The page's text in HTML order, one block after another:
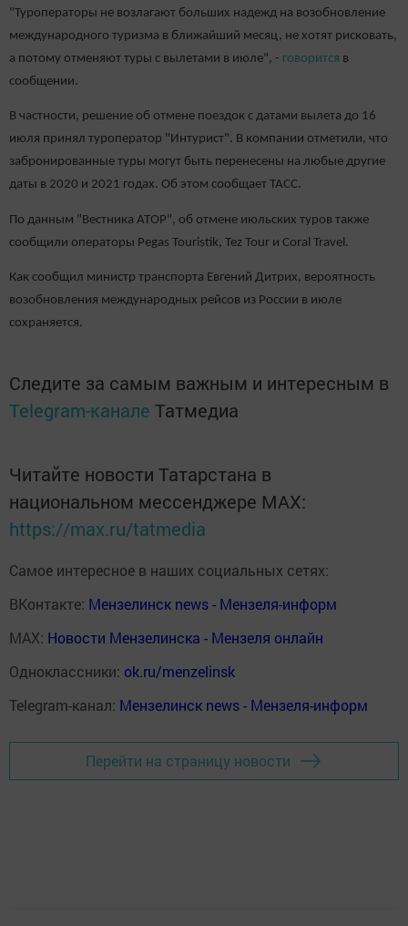
"Туроператоры не возлагают больших надежд на возобновление
международного туризма в ближайший месяц, не хотят рисковать,
а потому отменяют туры с вылетами в июле", - говорится в
сообщении.
В частности, решение об отмене поездок с датами вылета до 16
июля принял туроператор "Интурист". В компании отметили, что
забронированные туры могут быть перенесены на любые другие
даты в 2020 и 2021 годах. Об этом сообщает ТАСС.
По данным "Вестника АТОР", об отмене июльских туров также
сообщили операторы Pegas Touristik, Tez Tour и Coral Travel.
Как сообщил министр транспорта Евгений Дитрих, вероятность
возобновления международных рейсов из России в июле
сохраняется.
Следите за самым важным и интересным в
Telegram-канале Татмедиа
Читайте новости Татарстана в
национальном мессенджере MАХ:
https://max.ru/tatmedia
Самое интересное в наших социальных сетях:
ВКонтакте: Мензелинск news - Мензеля-информ
MAX: Новости Мензелинска - Мензеля онлайн
Одноклассники: ok.ru/menzelinsk
Telegram-канал: Мензелинск news - Мензеля-информ
Перейти на страницу новости